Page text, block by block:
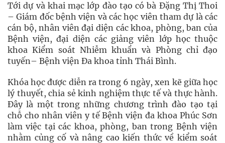
Tới dự và khai mạc lớp đào tạo có bà Đặng Thị Thoi
– Giám đốc bệnh viện và các học viên tham dự là các
cán bộ, nhân viên đại diện các khoa, phòng, ban của
Bệnh viện, đại diện các giảng viên lớp học thuộc
khoa Kiểm soát Nhiễm khuẩn và Phòng chỉ đạo
tuyến– Bệnh viện Đa khoa tỉnh Thái Bình.
Khóa học được diễn ra trong 6 ngày, xen kẽ giữa học
lý thuyết, chia sẻ kinh nghiệm thực tế và thực hành.
Đây là một trong những chương trình đào tạo tại
chỗ cho nhân viên y tế Bệnh viện đa khoa Phúc Sơn
làm việc tại các khoa, phòng, ban trong Bệnh viện
nhằm củng cố và nâng cao kiến thức về kiểm soát